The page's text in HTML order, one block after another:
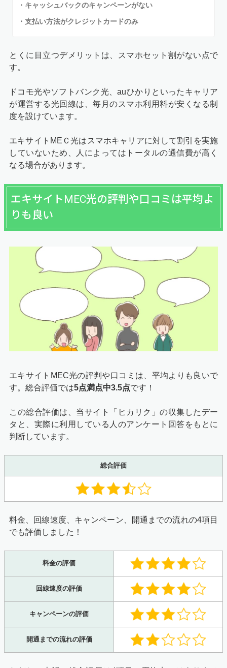
・キャッシュバックのキャンペーンがない
・支払い方法がクレジットカードのみ
とくに目立つデメリットは、スマホセット割がない点で
す。
ドコモ光やソフトバンク光、auひかりといったキャリア
が運営する光回線は、毎月のスマホ利用料が安くなる制
度を設けています。
エキサイトMEＣ光はスマホキャリアに対して割引を実施
していないため、人によってはトータルの通信費が高く
なる場合があります。
エキサイトMEC光の評判や口コミは平均よ
りも良い
エキサイトMEC光の評判や口コミは、平均よりも良いで
す。総合評価では5点満点中3.5点です！
この総合評価は、当サイト「ヒカリク」の収集したデー
タと、実際に利用している人のアンケート回答をもとに
判断しています。
総合評価
料金、回線速度、キャンペーン、開通までの流れの4項目
でも評価しました！
料金の評価
回線速度の評価
キャンペーンの評価
開通までの流れの評価